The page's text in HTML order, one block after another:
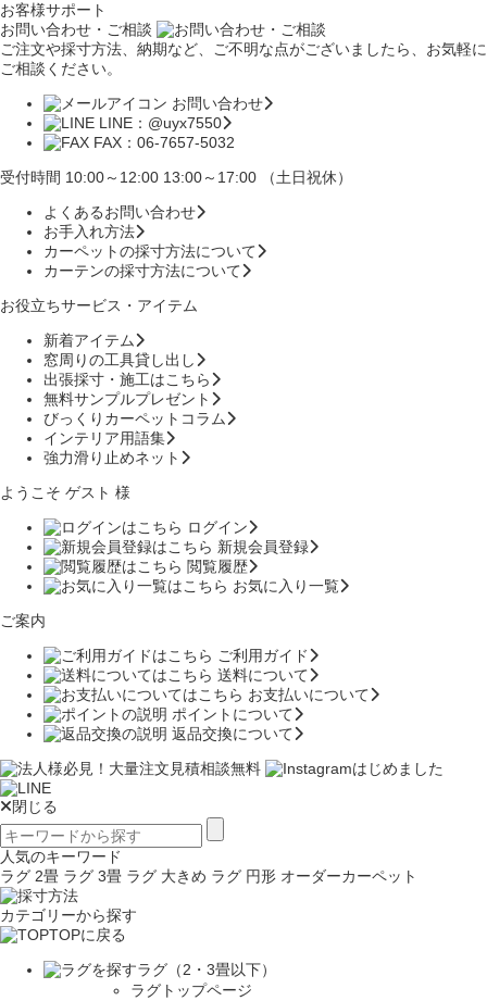
お客様サポート
お問い合わせ・ご相談
ご注文や採寸方法、納期など、ご不明な点がございましたら、お気軽に
ご相談ください。
お問い合わせ
LINE：@uyx7550
FAX：06-7657-5032
受付時間 10:00～12:00 13:00～17:00 （土日祝休）
よくあるお問い合わせ
お手入れ方法
カーペットの採寸方法について
カーテンの採寸方法について
お役立ちサービス・アイテム
新着アイテム
窓周りの工具貸し出し
出張採寸・施工はこちら
無料サンプルプレゼント
びっくりカーペットコラム
インテリア用語集
強力滑り止めネット
ようこそ ゲスト 様
ログイン
新規会員登録
閲覧履歴
お気に入り一覧
ご案内
ご利用ガイド
送料について
お支払いについて
ポイントについて
返品交換について
閉じる
人気のキーワード
ラグ 2畳 ラグ 3畳 ラグ 大きめ ラグ 円形 オーダーカーペット
カテゴリーから探す
TOPに戻る
ラグ（2・3畳以下）
ラグトップページ